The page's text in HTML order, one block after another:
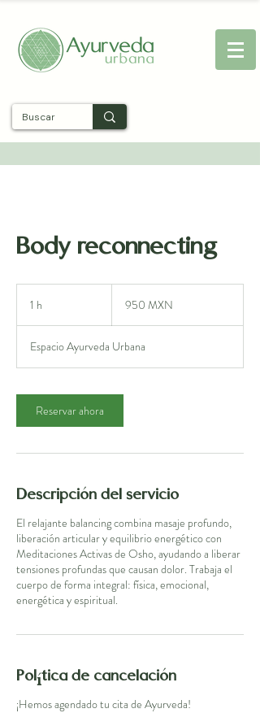
Body reconnecting
1 h
mexicanos
950 MXN
Espacio Ayurveda Urbana
Reservar ahora
Descripción del servicio
El relajante balancing combina masaje profundo,
liberación articular y equilibrio energético con
Meditaciones Activas de Osho, ayudando a liberar
tensiones profundas que causan dolor. Trabaja el
cuerpo de forma integral: física, emocional,
energética y espiritual.
Política de cancelación
¡Hemos agendado tu cita de Ayurveda!